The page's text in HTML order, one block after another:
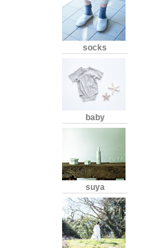
socks
baby
suya